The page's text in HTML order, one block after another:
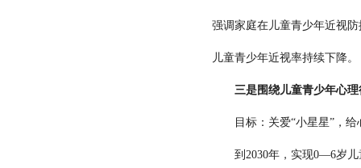
强调家庭在儿童青少年近视
儿童青少年近视率持续下降。
三是围绕儿童青少年心
目标：关爱“小星星”，给
到2030年，实现0—6岁儿童